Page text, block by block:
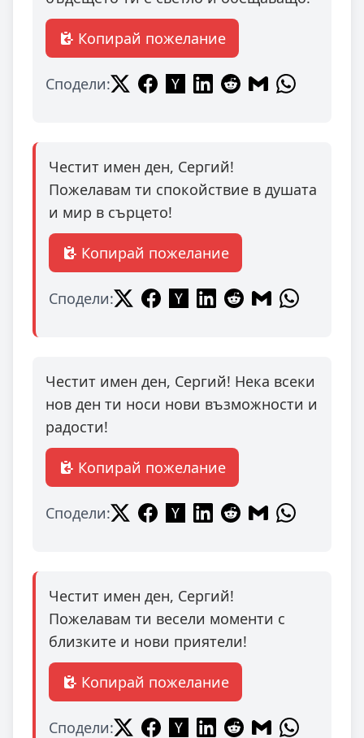
Копирай пожелание
Сподели:
Честит имен ден, Сергий!
Пожелавам ти спокойствие в душата
и мир в сърцето!
Копирай пожелание
Сподели:
Честит имен ден, Сергий! Нека всеки
нов ден ти носи нови възможности и
радости!
Копирай пожелание
Сподели:
Честит имен ден, Сергий!
Пожелавам ти весели моменти с
близките и нови приятели!
Копирай пожелание
Сподели: